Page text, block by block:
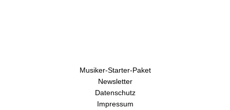
Musiker-Starter-Paket
Newsletter
Datenschutz
Impressum